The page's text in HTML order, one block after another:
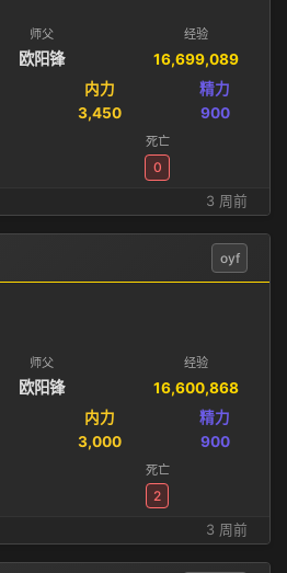
师父
欧阳锋
经验
16,699,089
内力
3,450
精力
900
死亡
0
3 周前
oyf
师父
欧阳锋
经验
16,600,868
内力
3,000
精力
900
死亡
2
3 周前